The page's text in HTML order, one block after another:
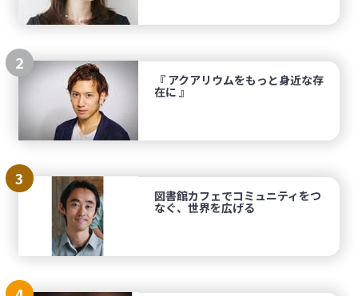
2
『 アクアリウムをもっと身近な存
在に 』
3
図書館カフェでコミュニティをつ
なぐ、世界を広げる